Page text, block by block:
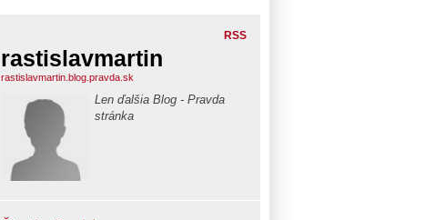
RSS
rastislavmartin
rastislavmartin.blog.pravda.sk
Len ďalšia Blog - Pravda
stránka